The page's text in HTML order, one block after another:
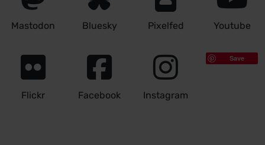
Mastodon Bluesky Pixelfed Youtube
Flickr Facebook Instagram
Save